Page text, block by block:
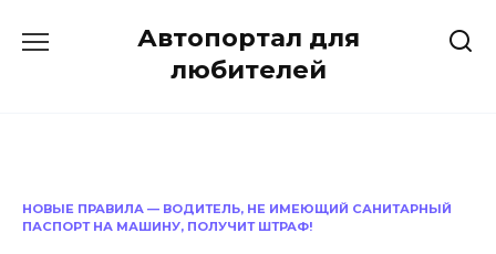
Автопортал для
любителей
НОВЫЕ ПРАВИЛА — ВОДИТЕЛЬ, НЕ ИМЕЮЩИЙ САНИТАРНЫЙ
ПАСПОРТ НА МАШИНУ, ПОЛУЧИТ ШТРАФ!